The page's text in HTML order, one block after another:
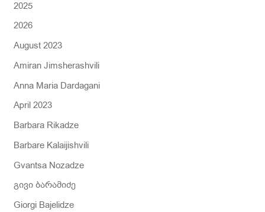
r
:
2025
2026
August 2023
Amiran Jimsherashvili
Anna Maria Dardagani
April 2023
Barbara Rikadze
Barbare Kalaijishvili
Gvantsa Nozadze
გივი ბარამიძე
Giorgi Bajelidze